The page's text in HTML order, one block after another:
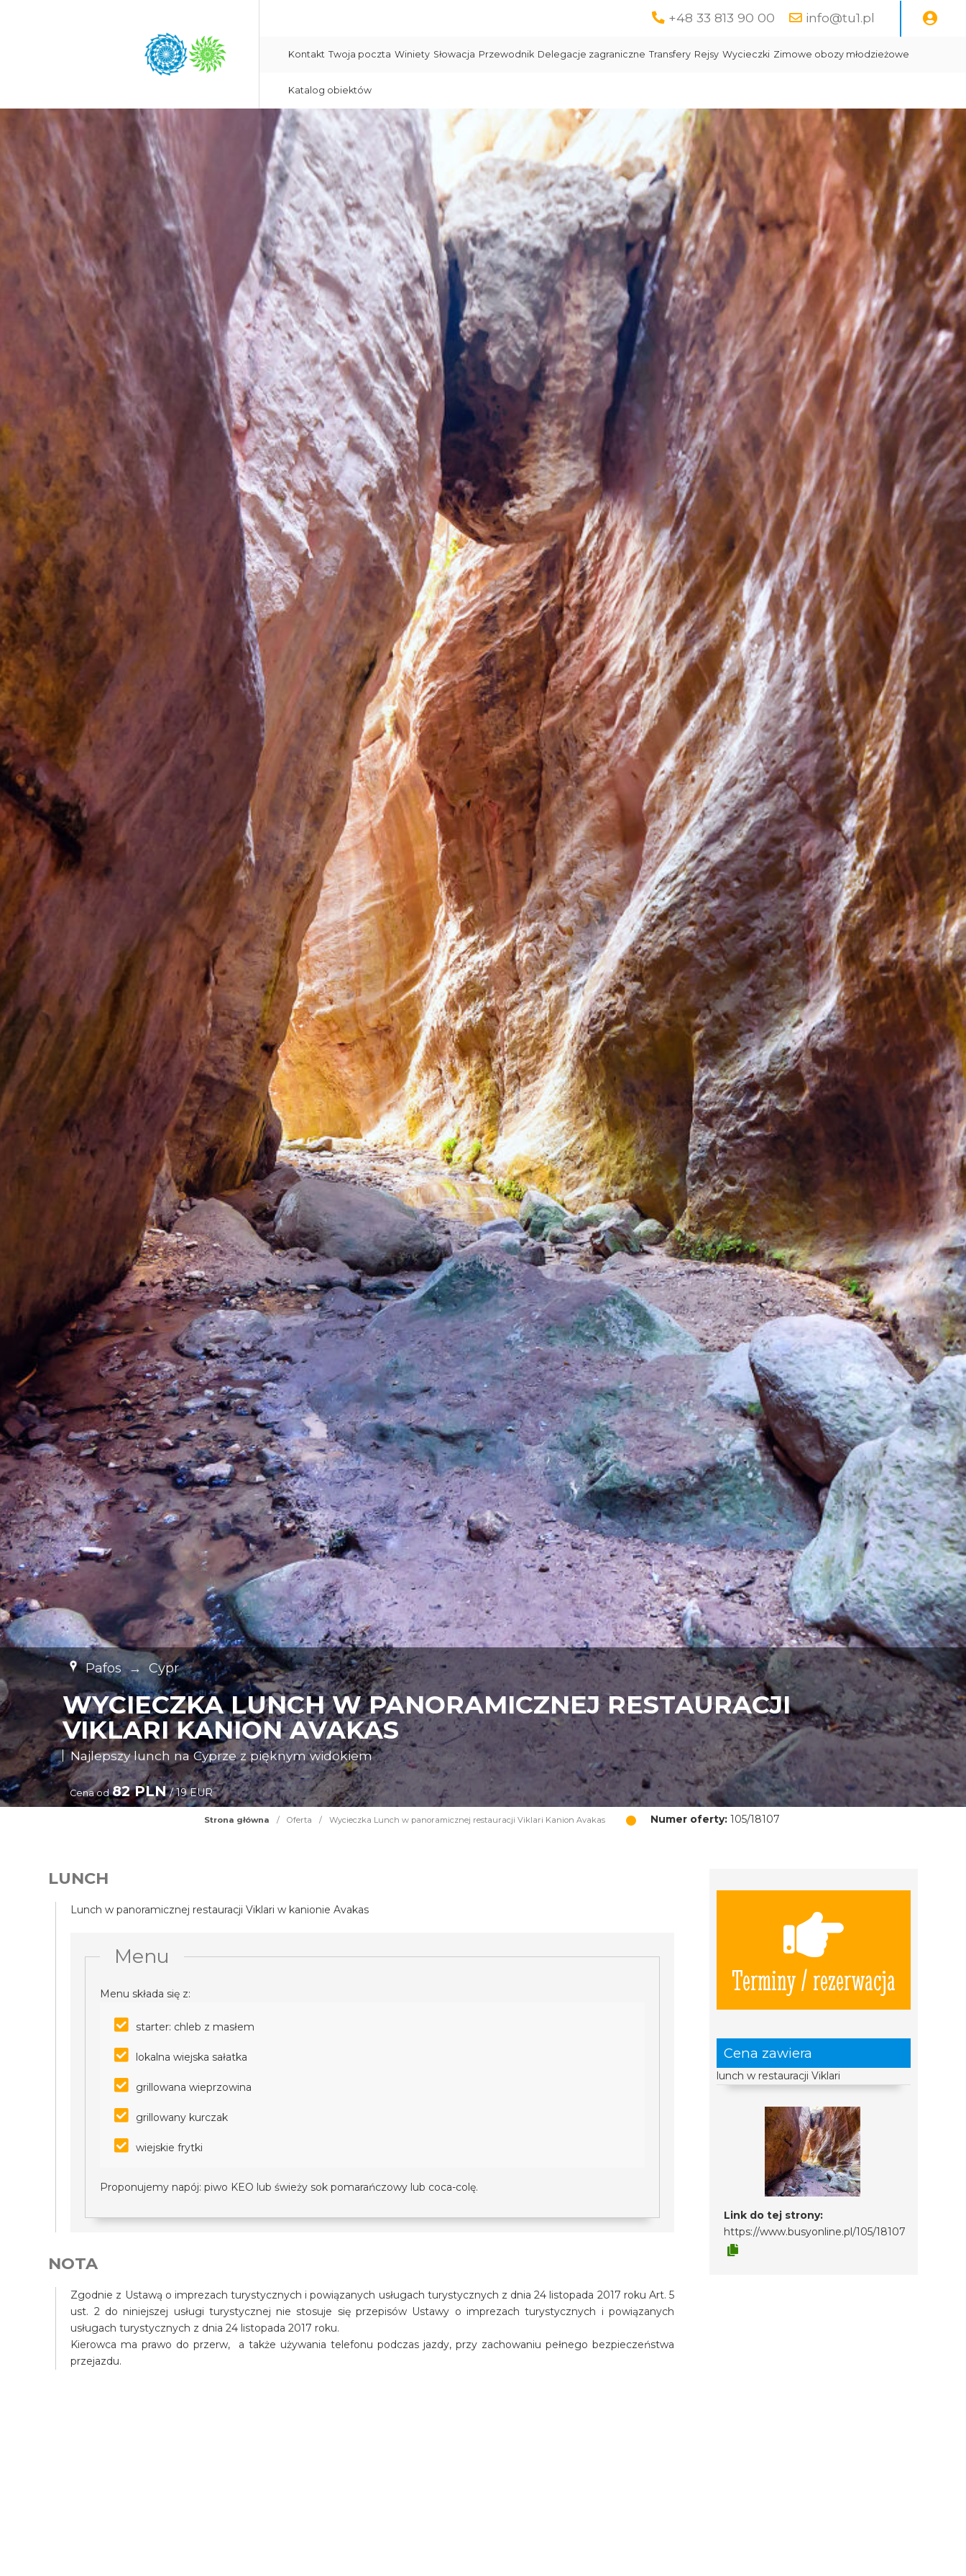
+48 33 813 90 00 info@tu1.pl
Kontakt Twoja poczta Winiety Słowacja Przewodnik Delegacje zagraniczne Transfery Rejsy Wycieczki Zimowe obozy młodzieżowe
Katalog obiektów
Pafos → Cypr
WYCIECZKA LUNCH W PANORAMICZNEJ RESTAURACJI
VIKLARI KANION AVAKAS
Najlepszy lunch na Cyprze z pięknym widokiem
Cena od 82 PLN/ 19 EUR
Strona główna / Oferta / Wycieczka Lunch w panoramicznej restauracji Viklari Kanion Avakas Numer oferty: 105/18107
Terminy / rezerwacja
Cena zawiera
lunch w restauracji Viklari
Link do tej strony:
https://www.busyonline.pl/105/18107
LUNCH
Lunch w panoramicznej restauracji Viklari w kanionie Avakas
Menu
Menu składa się z:
starter: chleb z masłem
lokalna wiejska sałatka
grillowana wieprzowina
grillowany kurczak
wiejskie frytki
Proponujemy napój: piwo KEO lub świeży sok pomarańczowy lub coca-colę.
NOTA
Zgodnie z Ustawą o imprezach turystycznych i powiązanych usługach turystycznych z dnia 24 listopada 2017 roku Art. 5
ust. 2 do niniejszej usługi turystycznej nie stosuje się przepisów Ustawy o imprezach turystycznych i powiązanych
usługach turystycznych z dnia 24 listopada 2017 roku.
Kierowca ma prawo do przerw, a także używania telefonu podczas jazdy, przy zachowaniu pełnego bezpieczeństwa
przejazdu.